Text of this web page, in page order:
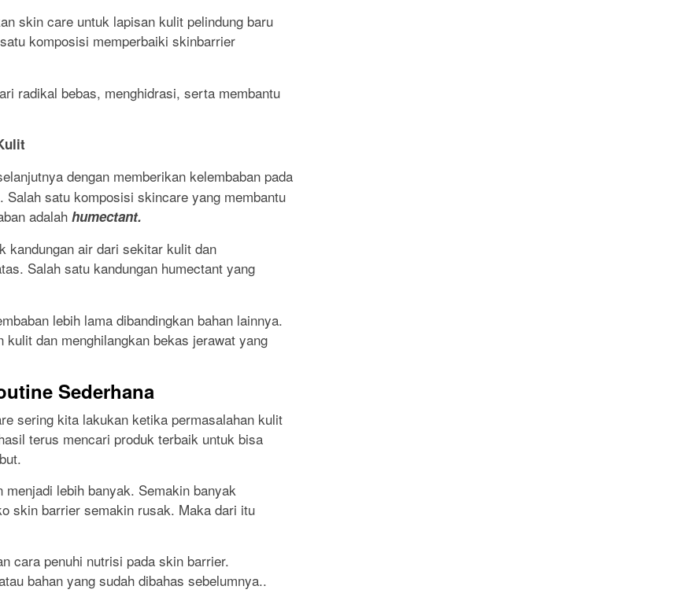
skin care untuk lapisan kulit pelindung baru
komposisi memperbaiki skinbarrier
radikal bebas, menghidrasi, serta membantu
dengan memberikan kelembaban pada
satu komposisi skincare yang membantu
adalah humectant.
kandungan air dari sekitar kulit dan
Salah satu kandungan humectant yang
lebih lama dibandingkan bahan lainnya.
dan menghilangkan bekas jerawat yang
Sederhana
sering kita lakukan ketika permasalahan kulit
terus mencari produk terbaik untuk bisa
lebih banyak. Semakin banyak
skin barrier semakin rusak. Maka dari itu
cara penuhi nutrisi pada skin barrier.
bahan yang sudah dibahas sebelumnya..